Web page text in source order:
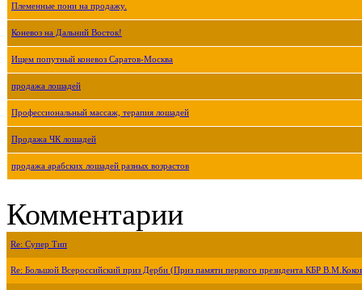
Племенные пони на продажу.
Коневоз на Дальний Восток!
Ищем попутный коневоз Саратов-Москва
продажа лошадей
Профессиональный массаж, терапия лошадей
Продажа ЧК лошадей
продажа арабских лошадей разных возрастов
Комментарии
Re: Супер Тип
Re: Большой Всероссийский приз Дерби (Приз памяти первого президента КБР